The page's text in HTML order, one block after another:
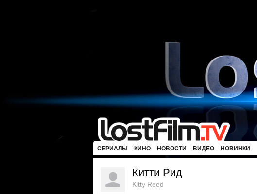
СЕРИАЛЫ КИНО НОВОСТИ ВИДЕО НОВИНКИ
Китти Рид
Kitty Reed